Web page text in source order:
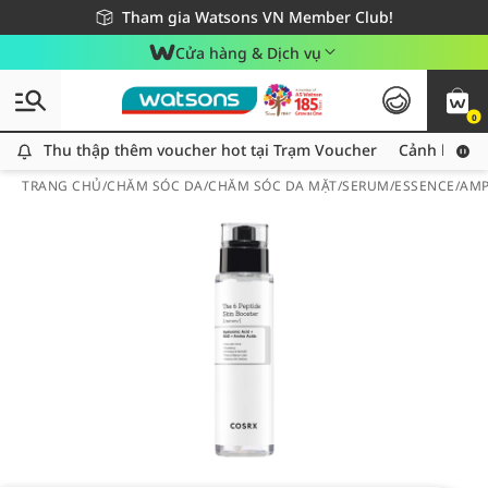
Tham gia Watsons VN Member Club!
Miễn phí giao hàng cho đơn hàng từ 249,000Đ
Giao hàng nhanh 24h - Áp dụng khu vực TP. Hồ Chí Minh
Cửa hàng & Dịch vụ
0
Thu thập thêm voucher hot tại Trạm Voucher
Thu thập thêm voucher hot tại Trạm Voucher Cảnh báo
TRANG CHỦ/CHĂM SÓC DA/CHĂM SÓC DA MẶT/SERUM/ESSENCE/